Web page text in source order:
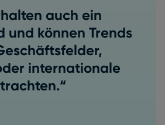
auch ein
und können Trends
internationale